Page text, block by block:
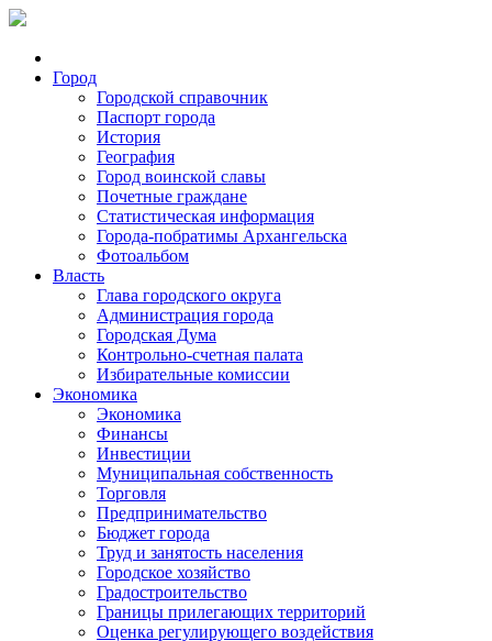
Город
Городской справочник
Паспорт города
История
География
Город воинской славы
Почетные граждане
Статистическая информация
Города-побратимы Архангельска
Фотоальбом
Власть
Глава городского округа
Администрация города
Городская Дума
Контрольно-счетная палата
Избирательные комиссии
Экономика
Экономика
Финансы
Инвестиции
Муниципальная собственность
Торговля
Предпринимательство
Бюджет города
Труд и занятость населения
Городское хозяйство
Градостроительство
Границы прилегающих территорий
Оценка регулирующего воздействия